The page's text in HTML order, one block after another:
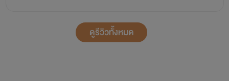
เขา....คือเจ้านาย
ดูรีวิวทั้งหมด